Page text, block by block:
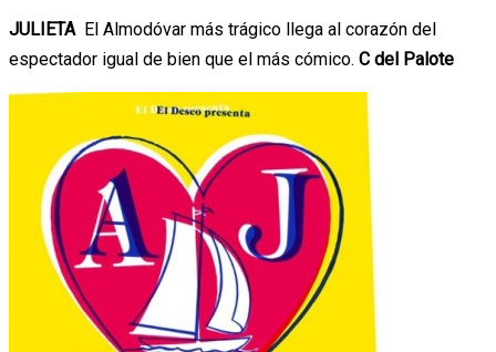
JULIETA El Almodóvar más trágico llega al corazón del
espectador igual de bien que el más cómico. C del Palote